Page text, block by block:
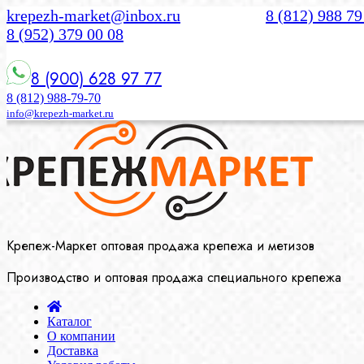
krepezh-market@inbox.ru
8 (812) 988
8 (952) 379 00 08
8 (900) 628 97 77
8 (812) 988-79-70
info@krepezh-market.ru
Крепеж-Маркет оптовая продажа крепежа и метизов
Производство и оптовая продажа специального крепежа
Каталог
О компании
Доставка